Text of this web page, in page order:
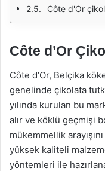
Côte d'Or
Côte d’Or
Côte d’Or, Belçika
genelinde çikolata
yılında kurulan bu
alır ve köklü geçmişi
mükemmellik
yüksek kaliteli
yöntemleri ile